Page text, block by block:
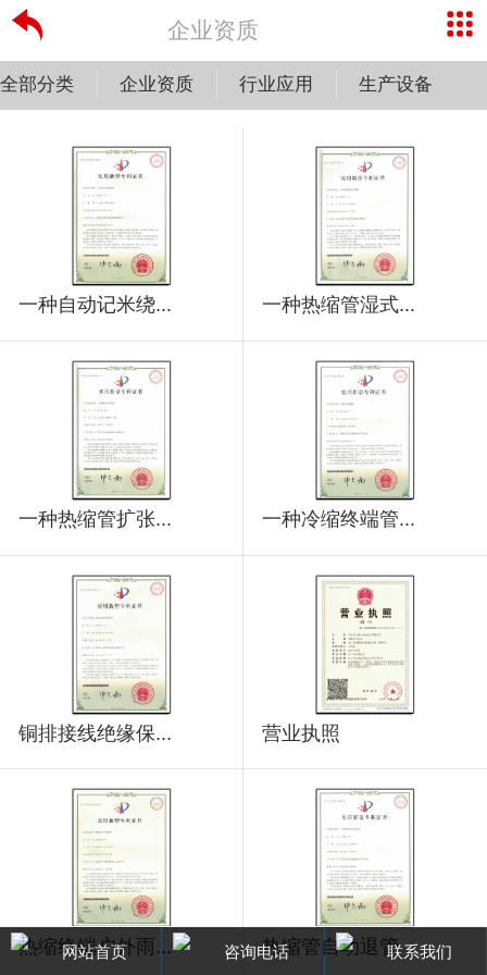
企业资质
全部分类 企业资质 行业应用 生产设备
一种自动记米绕... 一种热缩管湿式...
一种热缩管扩张... 一种冷缩终端管...
铜排接线绝缘保... 营业执照
热缩终端户外雨... 热缩管自动退管...
网站首页 咨询电话 联系我们